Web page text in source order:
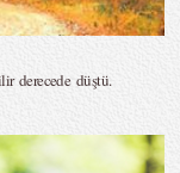
derecede düştü.